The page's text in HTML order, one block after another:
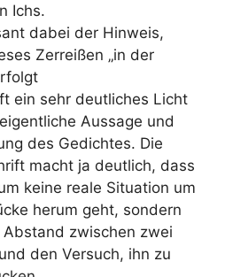
Ichs.
dabei der Hinweis,
Zerreißen „in der
ein sehr deutliches Licht
Aussage und
des Gedichtes. Die
macht ja deutlich, dass
keine reale Situation um
herum geht, sondern
Abstand zwischen zwei
den Versuch, ihn zu